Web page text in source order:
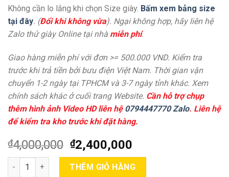
Không cần lo lắng khi chọn Size giày. Bấm xem bảng size
tại đây. (Đổi khi không vừa). Ngại không hợp, hãy liên hệ
Zalo thử giày Online tại nhà miễn phí.
Giao hàng miễn phí với đơn >= 500.000 VND. Kiểm tra
trước khi trả tiền bởi bưu điện Việt Nam. Thời gian vận
chuyển 1-2 ngày tại TPHCM và 3-7 ngày tỉnh khác. Xem
chính sách khác ở cuối trang Website. Cần hỗ trợ chụp
thêm hình ảnh Video HD liên hệ 0794447770 Zalo. Liên hệ
để kiểm tra kho trước khi đặt hàng.
₫4,000,000 ₫2,400,000
Cặp cầm tay nam thời trang da bò cao cấp T164 quantity
THÊM GIỎ HÀNG